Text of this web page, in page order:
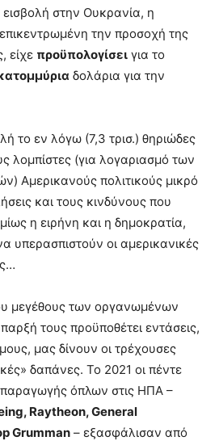
στην Ουκρανία, η
την προσοχή της
είχε προϋπολογίσει για το
δολάρια για την
το εν λόγω (7,3 τρισ.) θηριώδες
λομπίστες (για λογαριασμό των
Αμερικανούς πολιτικούς μικρό
και τους κινδύνους που
η ειρήνη και η δημοκρατία,
υπερασπιστούν οι αμερικανικές
μεγέθους των οργανωμένων
τους προϋποθέτει εντάσεις,
μας δίνουν οι τρέχουσες
δαπάνες. Το 2021 οι πέντε
παραγωγής όπλων στις ΗΠΑ –
Raytheon, General
Grumman – εξασφάλισαν από